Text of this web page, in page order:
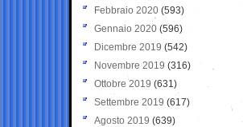
Febbraio 2020 (593)
Gennaio 2020 (596)
Dicembre 2019 (542)
Novembre 2019 (316)
Ottobre 2019 (631)
Settembre 2019 (617)
Agosto 2019 (639)